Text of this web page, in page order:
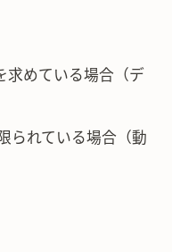
求めている場合（デ
られている場合（動